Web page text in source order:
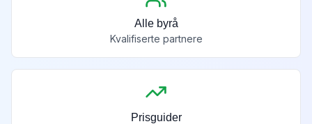
Alle byrå
Kvalifiserte partnere
Prisguider